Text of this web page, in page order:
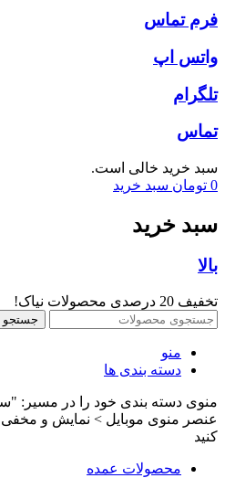
فرم تماس
واتس اپ
تلگرام
تماس
سبد خرید خالی است.
0 تومان سبد خرید
سبد خرید
بالا
تخفیف 20 درصدی محصولات نیاک!
جستجو
منو
دسته بندی ها
منوی دسته بندی خود را در مسیر:
عنصر منوی موبایل > نمایش و مخفی
کنید
محصولات عمده